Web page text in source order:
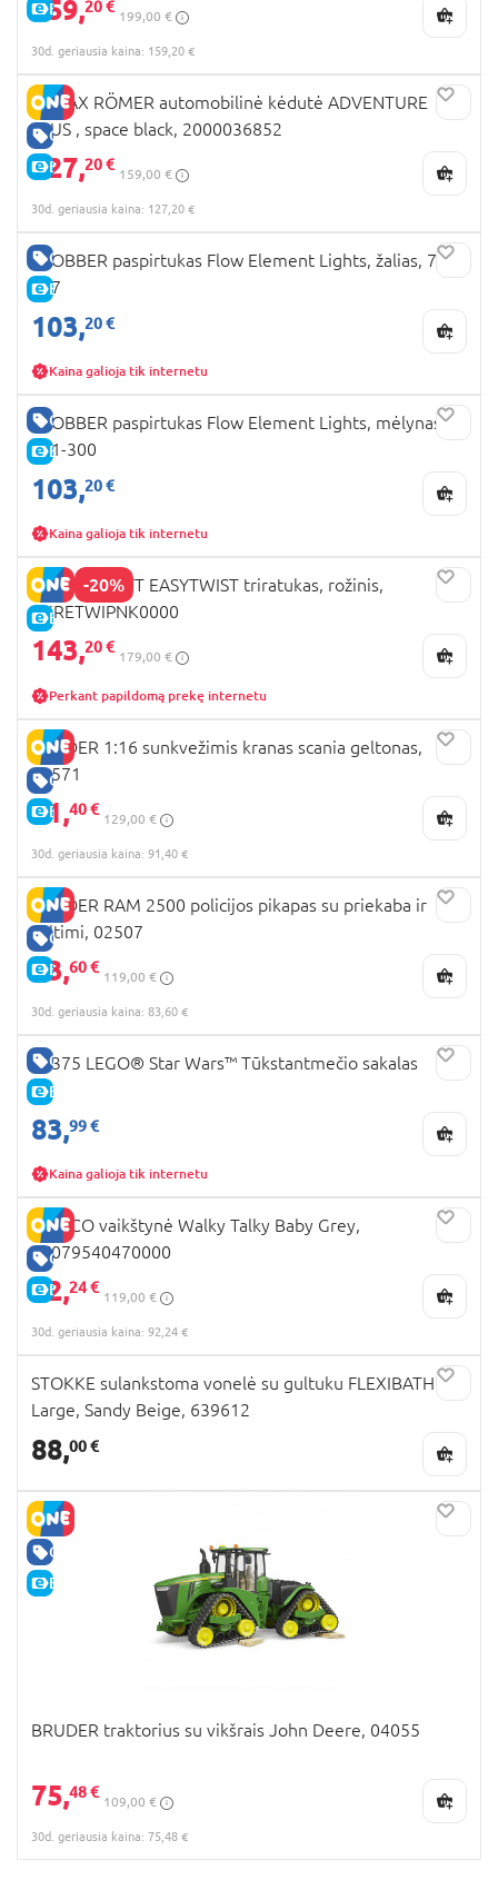
E-KAINA
159,20 €
199,00 €
30d. geriausia kaina: 159,20 €
GERA KAINA
E-KAINA
BRITAX RÖMER automobilinė kėdutė ADVENTURE
PLUS , space black, 2000036852
127,20 €
159,00 €
30d. geriausia kaina: 127,20 €
GERA KAINA
E-KAINA
GLOBBER paspirtukas Flow Element Lights, žalias, 721-
307
103,20 €
Kaina galioja tik internetu
GERA KAINA
E-KAINA
GLOBBER paspirtukas Flow Element Lights, mėlynas,
721-300
103,20 €
Kaina galioja tik internetu
-20%
E-KAINA
KINDERKRAFT EASYTWIST triratukas, rožinis,
KKRETWIPNK0000
143,20 €
179,00 €
Perkant papildomą prekę internetu
GERA KAINA
E-KAINA
BRUDER 1:16 sunkvežimis kranas scania geltonas,
03571
91,40 €
129,00 €
30d. geriausia kaina: 91,40 €
GERA KAINA
E-KAINA
BRUDER RAM 2500 policijos pikapas su priekaba ir
valtimi, 02507
83,60 €
119,00 €
30d. geriausia kaina: 83,60 €
GERA KAINA
E-KAINA
75375 LEGO® Star Wars™ Tūkstantmečio sakalas
83,99 €
Kaina galioja tik internetu
GERA KAINA
E-KAINA
CHICCO vaikštynė Walky Talky Baby Grey,
07079540470000
92,24 €
119,00 €
30d. geriausia kaina: 92,24 €
STOKKE sulankstoma vonelė su gultuku FLEXIBATH X-
Large, Sandy Beige, 639612
88,00 €
GERA KAINA
E-KAINA
BRUDER traktorius su vikšrais John Deere, 04055
75,48 €
109,00 €
30d. geriausia kaina: 75,48 €